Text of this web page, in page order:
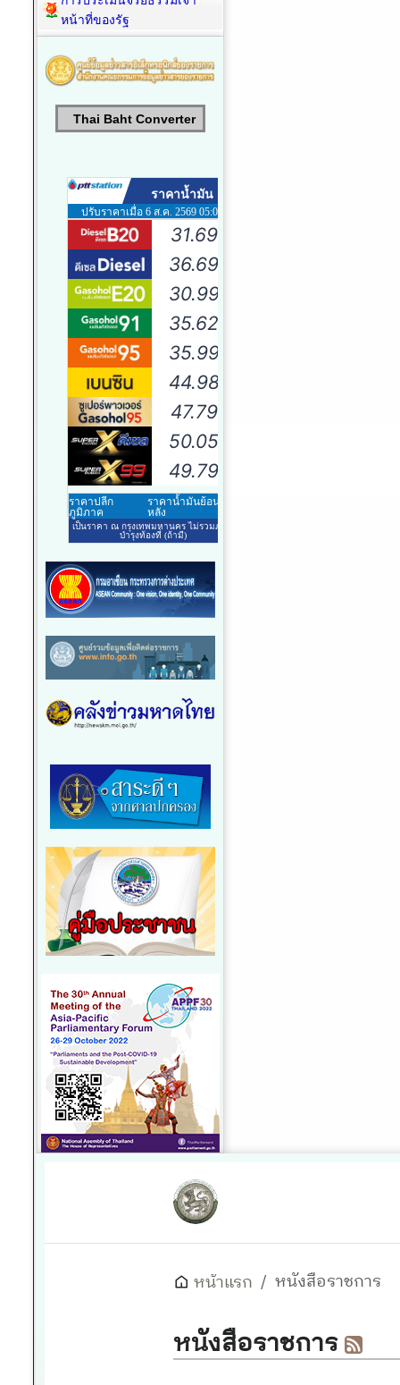
หน้าที่ของรัฐ
Thai Baht Converter